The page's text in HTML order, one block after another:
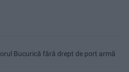
Bucurică fără drept de port armă